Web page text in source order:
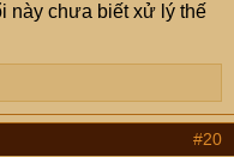
này chưa biết xử lý thế
#20